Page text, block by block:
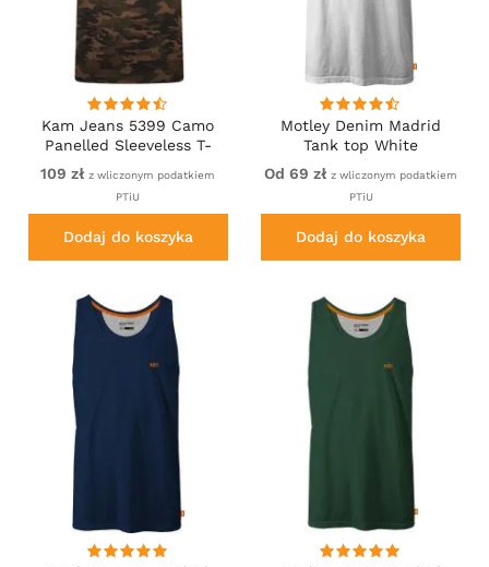
Kam Jeans 5399 Camo
Panelled Sleeveless T-
109 zł z wliczonym podatkiem
PTiU
Dodaj do koszyka
Motley Denim Madrid
Tank top White
Od 69 zł z wliczonym podatkiem
PTiU
Dodaj do koszyka